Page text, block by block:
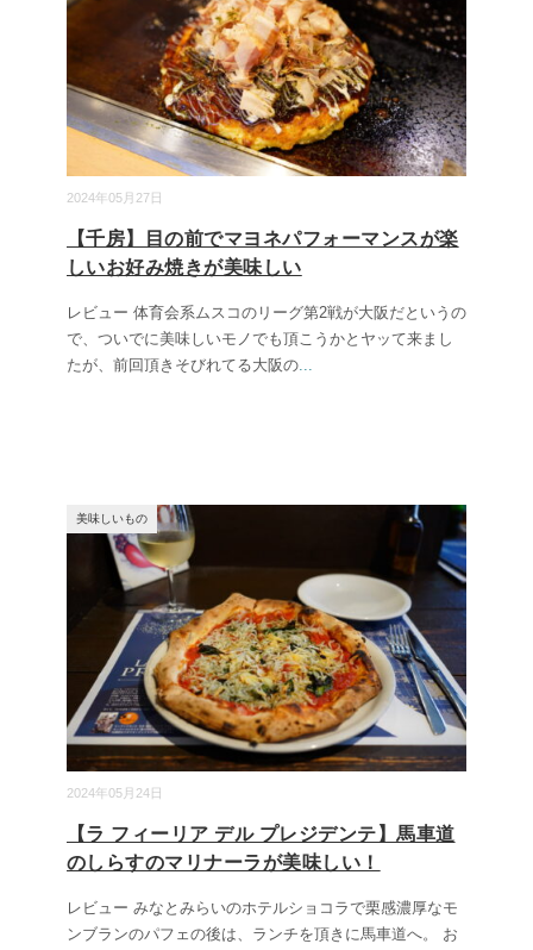
2024年05月27日
【千房】目の前でマヨネパフォーマンスが楽
しいお好み焼きが美味しい
レビュー 体育会系ムスコのリーグ第2戦が大阪だというの
で、ついでに美味しいモノでも頂こうかとヤッて来まし
たが、前回頂きそびれてる大阪の...
2024年05月24日
美味しいもの
【ラ フィーリア デル プレジデンテ】馬車道
のしらすのマリナーラが美味しい！
レビュー みなとみらいのホテルショコラで栗感濃厚なモ
ンブランのパフェの後は、ランチを頂きに馬車道へ。 お